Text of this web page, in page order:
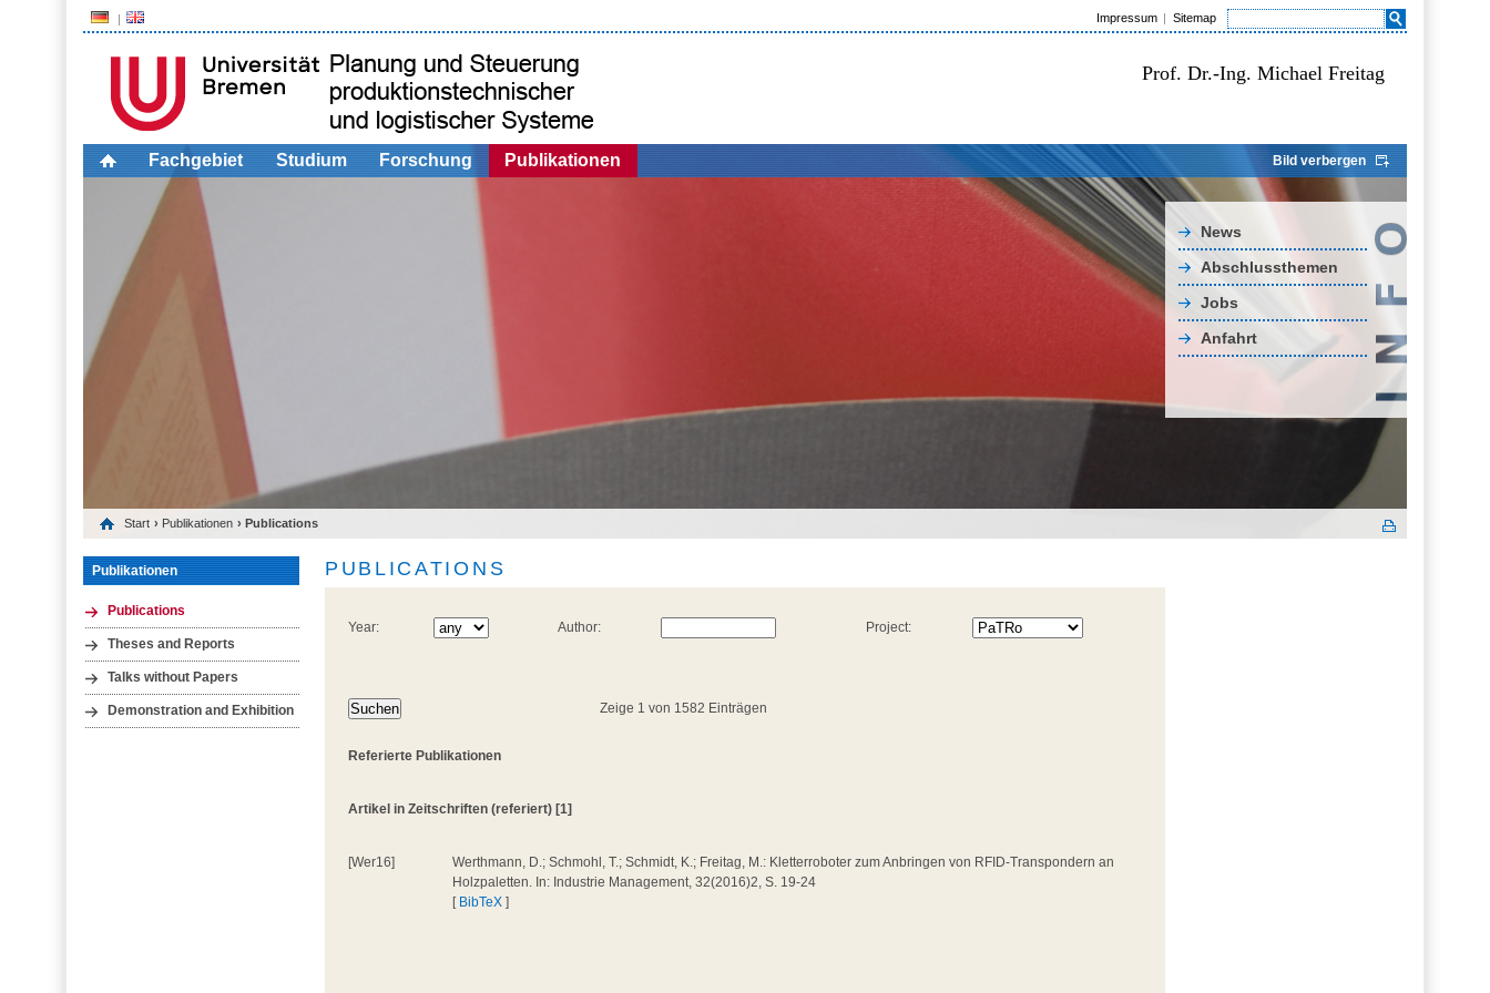
Impressum Sitemap
Prof. Dr.-Ing. Michael Freitag
Fachgebiet Studium Forschung Publikationen Bild verbergen
News
Abschlussthemen
Jobs
Anfahrt
Start › Publikationen › Publications
Publikationen
Publications
Theses and Reports
Talks without Papers
Demonstration and Exhibition
PUBLICATIONS
Year: Author: Project:
Zeige 1 von 1582 Einträgen
Referierte Publikationen
Artikel in Zeitschriften (referiert) [1]
[Wer16]
Werthmann, D.; Schmohl, T.; Schmidt, K.; Freitag, M.: Kletterroboter zum Anbringen von RFID-Transpondern an
Holzpaletten. In: Industrie Management, 32(2016)2, S. 19-24
[ BibTeX ]